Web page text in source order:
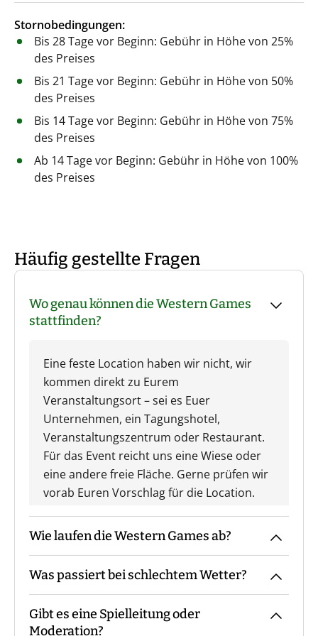
Stornobedingungen:
Bis 28 Tage vor Beginn: Gebühr in Höhe von 25%
des Preises
Bis 21 Tage vor Beginn: Gebühr in Höhe von 50%
des Preises
Bis 14 Tage vor Beginn: Gebühr in Höhe von 75%
des Preises
Ab 14 Tage vor Beginn: Gebühr in Höhe von 100%
des Preises
Häufig gestellte Fragen
Wo genau können die Western Games
stattfinden?
Eine feste Location haben wir nicht, wir
kommen direkt zu Eurem
Veranstaltungsort – sei es Euer
Unternehmen, ein Tagungshotel,
Veranstaltungszentrum oder Restaurant.
Für das Event reicht uns eine Wiese oder
eine andere freie Fläche. Gerne prüfen wir
vorab Euren Vorschlag für die Location.
Wie laufen die Western Games ab?
Der Guide kommt mit den Materialien zum
vereinbarten Treffpunkt, macht die
Begrüßung sowie ggf. die
Was passiert bei schlechtem Wetter?
Das Event findet grundsätzlich bei jedem
Gibt es eine Spielleitung oder
Moderation?